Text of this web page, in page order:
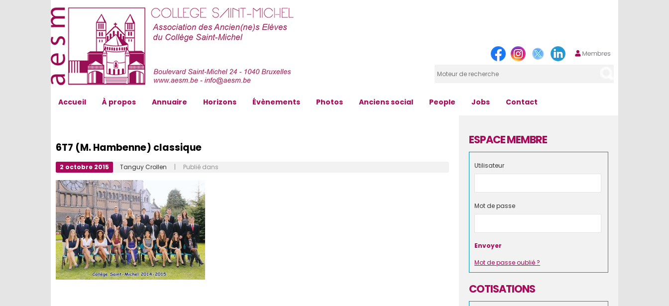
Accueil À propos Annuaire Horizons Évènements Photos Anciens social People Jobs Contact
6T7 (M. Hambenne) classique
2 octobre 2015 Tanguy Crollen | Publié dans
ESPACE MEMBRE
Utilisateur
Mot de passe
Mot de passe oublié ?
COTISATIONS